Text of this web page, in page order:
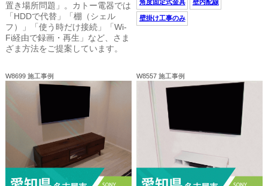
置き場所問題」。カトー電器では
「HDDで代替」「棚（シェル
フ）」「使う時だけ接続」「Wi-
Fi経由で録画・再生」など、さま
ざま方法をご提案しています。
角度固定式金具 壁内配線
壁掛け工事のみ
W8699 施工事例 W8557 施工事例